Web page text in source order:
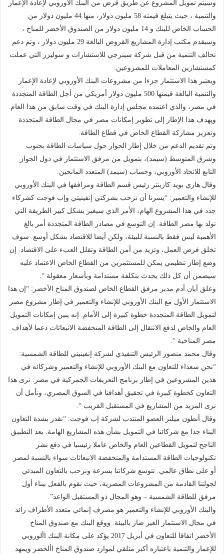
وسيتم تمويل المشروع عن طريق قرض من البنك الأوروبي لإعادة الإعمار
والتنمية ، حيث يتبلغ قيمته 58 مليون دولار، منها 44 مليون دولار من
الحساب الخاص للبنك و 14 مليون دولار من الصندوق الأخضر للمناخ ،
وسيقدم مكتب إدارة المشاريع القروض البالغة 29 مليون دولار ، وتم دعم
تحالف التنمية من قبل شركة سينرجي للاستشارات و سوليزر التي عملت
كمستشارين المعاملات للمشروعين.
ويعتبر هذا الاستثمار جزءا من مشروعات البنك الأوروبي لإعادة الإعمار
والتنمية البالغة قيمتها 500 مليون دولار أمريكي من أجل الطاقة المتجددة
في مصر، والذي اعتمده مجلس إدارة البنك في وقت سابق من هذا العام.
ويهدف هذا الإطار إلى تطوير إمكانات مصر في مجال الطاقة المتجددة
وتعزيز مشاركة القطاع الخاص في قطاع الطاقة.
وتم تقديم الدعم من خلال إطار الحوار حول سياسات الطاقة بجنوب
وشرق المتوسط (سيمد)، بتمويل من مرفق الاستثمار في دول الجوار
التابع للاتحاد الأوروبي، وحساب (سيمد) المتعدد المانحين.
وقال هاري بويد كاربنتر رئيس قسم الطاقة ومرافقها في البنك الأوروبي
للإنشاء والتعمير: “يسرنا أن نرحب بشركتي إنفينيتي وإب فوجت كشركاء
جدد في هذا المشروع الهام، الأمر الذي سيغير بشكل كبير الطريقة التي
تولد بها مصر الطاقة. إن التوسع في مصادر الطاقة المتجددة أمر بالغ
الأهمية ليس فقط بالنسبة للبيئة، ولكن أيضا للاقتصاد بشكل أوسع. سوف
تخلق فرص العمل، وتزيد من أمن الطاقة وتقلل العبء على الاقتصاد. إن
وضع إطار تنظيمي يمكن للمستثمرين من القطاع الخاص الاعتماد عليه
سيضمن أن كل ذلك يحدث بتكلفة مستدامة وبأسعار معقولة “.
وعلق آيان آدم مدير مرفق القطاع الخاص لصندوق المناخ الأخضر: “إن هذا
الاستثمار الأول مع البنك الأوروبي للإنشاء والتعمير في إطار مشروع مصر
لتمويل الطاقة المتجددة خطوة كبيرة إلى الأمام. إنه يبين إمكانات التمويل
العام والخاص لدفع الانتقال إلى الطاقة المنخفضة الانبعاثات دعما لأهداف
مصر المناخية “.
وقال محمد منصور الرئيس التنفيذي لشركة إنفينيتي للطاقة الشمسية:
“نحن سعداء للتعاون مع البنك الأوروبي للإنشاء والتعمير وشركائه في
هذين المشروعين في إطار برنامج التعريفات الجمركية في مصر. نرى هذا
التعاون كخطوة كبيرة في تحقيق أهدافنا في السوق المصري، ونأمل أن
نرى المزيد من المشاريع في المستقبل القريب “.
وقال أنطون ميلنر العضو المنتدب لشركة إب فوجت: “نقدر بشدة التعاون
البناء جدا مع شركائنا في التمويل بشأن هذه المشاريع الهامة. يعد التطبيق
الناجح لتمويل القطاعين العام والخاص عاملا رئيسيا في دفع نشر
تكنولوجيات الطاقة المستدامة والمنخفضة الانبعاثات سواء بالنسبة لمصر
أو على نطاق عالمي. تتوسع شركاتنا بسرعة ونرحب بالتعاون المبدئي
لجولتنا القادمة من المشروعات المصرية، حيث نقوم بالفعل ببناء أول
مرفق للطاقة الشمسية – وهو المجال ذو المستقبل الواعد”.
والبنك الأوروبي للإنشاء والتعمير هو مصرف إنمائي متعدد الأطراف رائد
في مجال الاستثمار الغير ضار بالبيئة. ووقع البنك مع صندوق المناخ
الأخضر اتفاقا للتعاون في أبريل 2017 يؤكد على مكانة البنك األوروبي
للإعمار والتنمية باعتباره أكبر متلقي لموارد صندوق المناخ األخضر ويمهد